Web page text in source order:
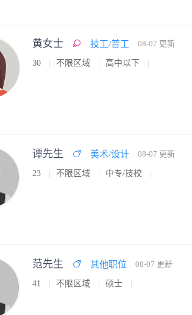
黄女士 技工/普工 08-07 更新
30 不限区域 高中以下
谭先生 美术/设计 08-07 更新
23 不限区域 中专/技校
范先生 其他职位 08-07 更新
41 不限区域 硕士